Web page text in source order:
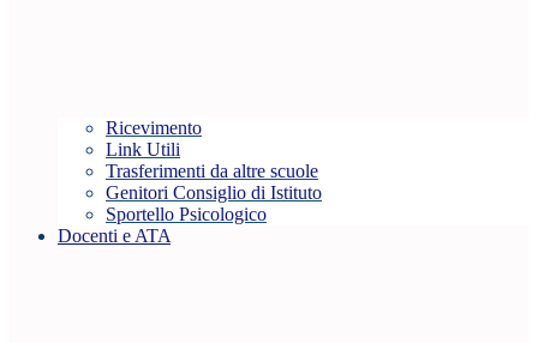
Ricevimento
Link Utili
Trasferimenti da altre scuole
Genitori Consiglio di Istituto
Sportello Psicologico
Docenti e ATA